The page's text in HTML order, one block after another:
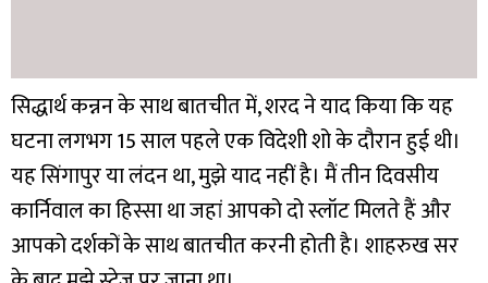
सिद्धार्थ कन्नन के साथ बातचीत में, शरद ने याद किया कि यह
घटना लगभग 15 साल पहले एक विदेशी शो के दौरान हुई थी।
यह सिंगापुर या लंदन था, मुझे याद नहीं है। मैं तीन दिवसीय
कार्निवाल का हिस्सा था जहां आपको दो स्लॉट मिलते हैं और
आपको दर्शकों के साथ बातचीत करनी होती है। शाहरुख सर